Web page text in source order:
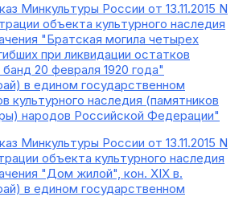
Минкультуры России от 13.11.2015 N
объекта культурного наследия
"Братская могила четырех
при ликвидации остатков
20 февраля 1920 года"
в едином государственном
культурного наследия (памятников
народов Российской Федерации"
Минкультуры России от 13.11.2015 N
объекта культурного наследия
"Дом жилой", кон. XIX в.
в едином государственном